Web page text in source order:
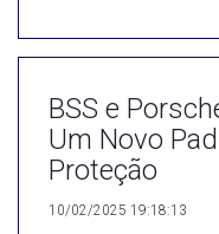
BSS e
Um Novo
Proteção
10/02/2025 19:18:13